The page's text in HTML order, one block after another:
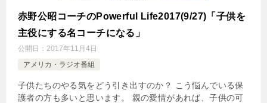
赤野公昭コーチのPowerful Life2017(9/27)「子供を
主役にする名コーチになる」
公開日： 2017年11月4日
アメリカ・ラジオ番組
子供たちのやる気をどう引き出すのか？ こう悩んでいる保
護者の方も多いと思います。 親の愛情があれば、子供の可